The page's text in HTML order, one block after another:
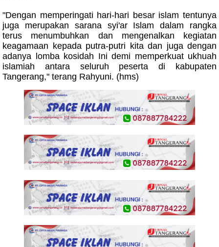
"Dengan memperingati hari-hari besar islam tentunya
juga merupakan sarana syi'ar Islam dalam rangka
terus menumbuhkan dan mengenalkan kegiatan
keagamaan kepada putra-putri kita dan juga dengan
adanya lomba kosidah Ini demi memperkuat ukhuah
islamiah antara seluruh peserta di kabupaten
Tangerang," terang Rahyuni. (hms)